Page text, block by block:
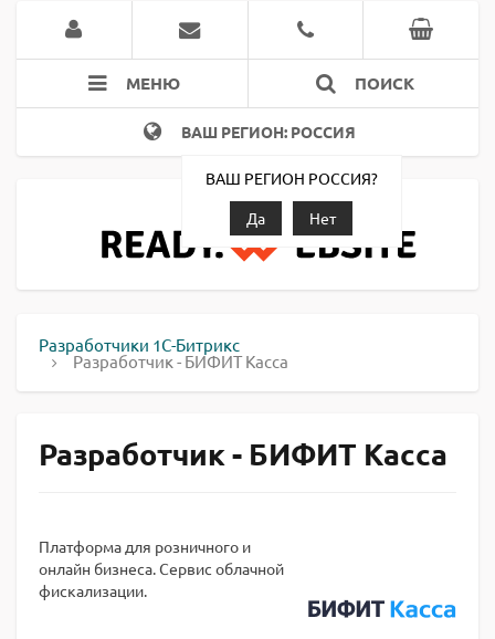
МЕНЮ ПОИСК
ВАШ РЕГИОН: РОССИЯ
ВАШ РЕГИОН РОССИЯ?
Да
Нет
Разработчики 1С-Битрикс
Разработчик - БИФИТ Касса
Разработчик - БИФИТ Касса
Платформа для розничного и
онлайн бизнеса. Сервис облачной
фискализации.